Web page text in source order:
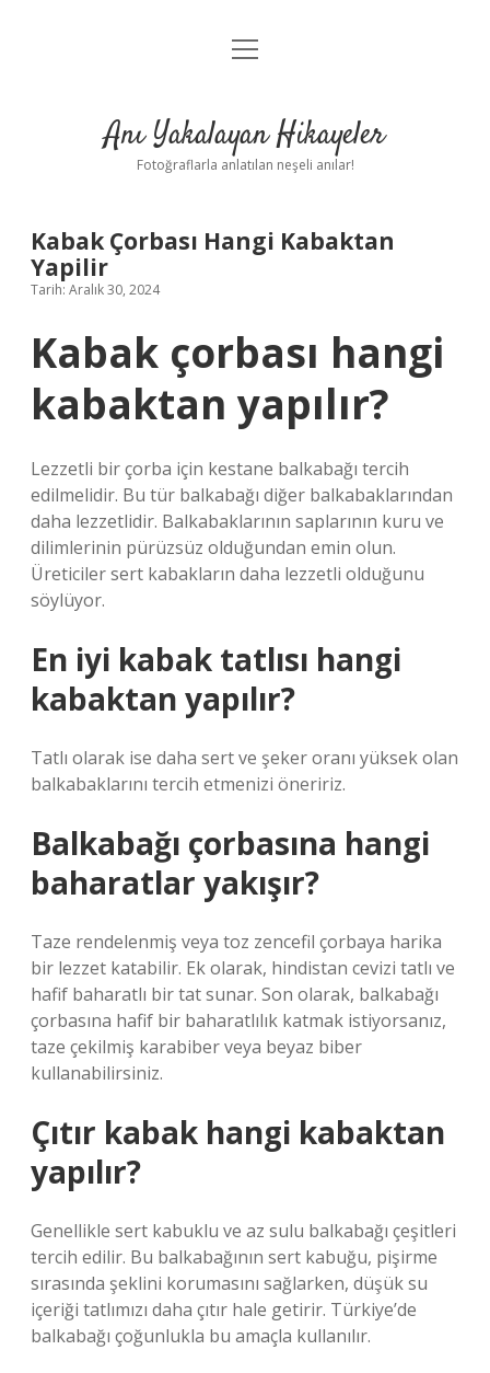
Anasayfa
Yasal Uyarı
menüyü
Anı Yakalayan Hikayeler
Fotoğraflarla anlatılan neşeli anılar!
Kabak Çorbası Hangi Kabaktan
Yapilir
Tarih: Aralık 30, 2024
Kabak çorbası hangi
kabaktan yapılır?
Lezzetli bir çorba için kestane balkabağı tercih
edilmelidir. Bu tür balkabağı diğer balkabaklarından
daha lezzetlidir. Balkabaklarının saplarının kuru ve
dilimlerinin pürüzsüz olduğundan emin olun.
Üreticiler sert kabakların daha lezzetli olduğunu
söylüyor.
En iyi kabak tatlısı hangi
kabaktan yapılır?
Tatlı olarak ise daha sert ve şeker oranı yüksek olan
balkabaklarını tercih etmenizi öneririz.
Balkabağı çorbasına hangi
baharatlar yakışır?
Taze rendelenmiş veya toz zencefil çorbaya harika
bir lezzet katabilir. Ek olarak, hindistan cevizi tatlı ve
hafif baharatlı bir tat sunar. Son olarak, balkabağı
çorbasına hafif bir baharatlılık katmak istiyorsanız,
taze çekilmiş karabiber veya beyaz biber
kullanabilirsiniz.
Çıtır kabak hangi kabaktan
yapılır?
Genellikle sert kabuklu ve az sulu balkabağı çeşitleri
tercih edilir. Bu balkabağının sert kabuğu, pişirme
sırasında şeklini korumasını sağlarken, düşük su
içeriği tatlımızı daha çıtır hale getirir. Türkiye’de
balkabağı çoğunlukla bu amaçla kullanılır.